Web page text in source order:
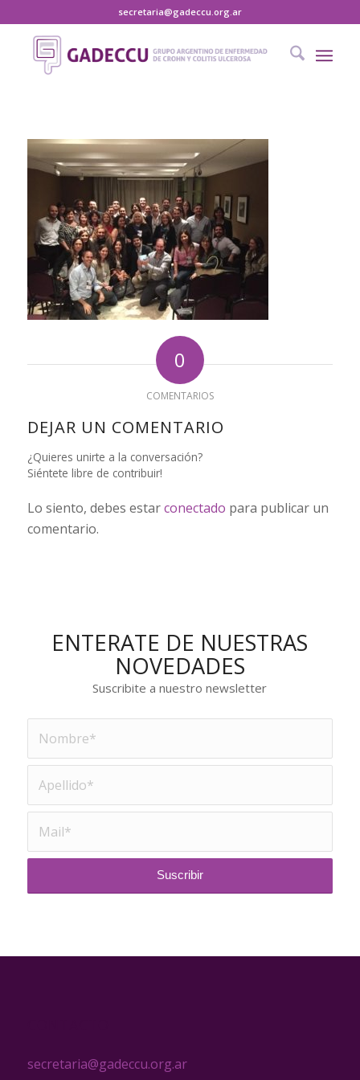
secretaria@gadeccu.org.ar
0
COMENTARIOS
DEJAR UN COMENTARIO
¿Quieres unirte a la conversación?
Siéntete libre de contribuir!
Lo siento, debes estarconectado para publicar un
comentario.
ENTERATE DE NUESTRAS
NOVEDADES
Suscribite a nuestro newsletter
secretaria@gadeccu.org.ar